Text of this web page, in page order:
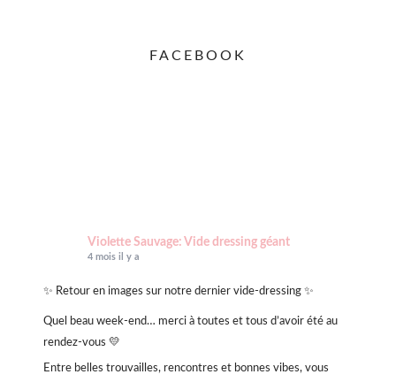
FACEBOOK
Violette Sauvage: Vide dressing géant
4 mois il y a
✨ Retour en images sur notre dernier vide-dressing ✨
Quel beau week-end… merci à toutes et tous d’avoir été au
rendez-vous 💛
Entre belles trouvailles, rencontres et bonnes vibes, vous